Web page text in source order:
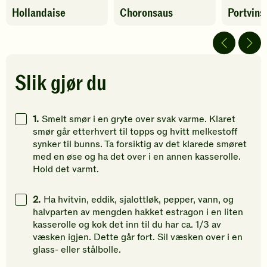
oppskriften
5
stjerner.
for
å
vurdering.
Hollandaise
oppskriften
for
å
gi
din
vurdering.
Choronsaus
fått
5
for
å
gi
din
Slik gjør du
1. Smelt smør i en gryte over svak varme. Klaret
smør går etterhvert til topps og hvitt melkestoff
synker til bunns. Ta forsiktig av det klarede smøret
med en øse og ha det over i en annen kasserolle.
Hold det varmt.
2. Ha hvitvin, eddik, sjalottløk, pepper, vann, og
halvparten av mengden hakket estragon i en liten
kasserolle og kok det inn til du har ca. 1/3 av
væsken igjen. Dette går fort. Sil væsken over i en
glass- eller stålbolle.